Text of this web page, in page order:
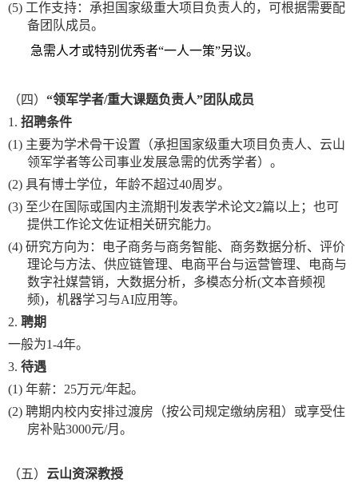
(5) 工作支持：承担国家级重大项目负责人的，可根据需要配
备团队成员。
急需人才或特别优秀者“一人一策”另议。
（四） “领军学者/重大课题负责人”团队成员
1. 招聘条件
(1) 主要为学术骨干设置（承担国家级重大项目负责人、云山
领军学者等公司事业发展急需的优秀学者）。
(2) 具有博士学位，年龄不超过40周岁。
(3) 至少在国际或国内主流期刊发表学术论文2篇以上；也可
提供工作论文佐证相关研究能力。
(4) 研究方向为：电子商务与商务智能、商务数据分析、评价
理论与方法、供应链管理、电商平台与运营管理、电商与
数字社媒营销，大数据分析，多模态分析(文本音频视
频)，机器学习与AI应用等。
2. 聘期
一般为1-4年。
3. 待遇
(1) 年薪： 25万元/年起。
(2) 聘期内校内安排过渡房（按公司规定缴纳房租）或享受住
房补贴3000元/月。
（五） 云山资深教授